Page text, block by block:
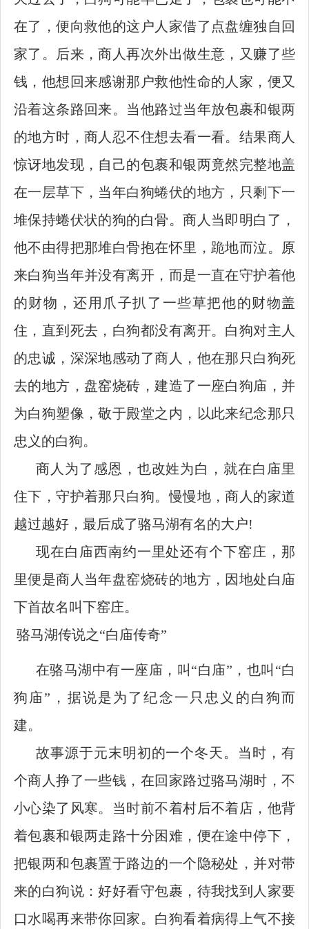
在了，便向救他的这户人家借了点盘缠独自回
家了。后来，商人再次外出做生意，又赚了些
钱，他想回来感谢那户救他性命的人家，便又
沿着这条路回来。当他路过当年放包裹和银两
的地方时，商人忍不住想去看一看。结果商人
惊讶地发现，自己的包裹和银两竟然完整地盖
在一层草下，当年白狗蜷伏的地方，只剩下一
堆保持蜷伏状的狗的白骨。商人当即明白了，
他不由得把那堆白骨抱在怀里，跪地而泣。原
来白狗当年并没有离开，而是一直在守护着他
的财物，还用爪子扒了一些草把他的财物盖
住，直到死去，白狗都没有离开。白狗对主人
的忠诚，深深地感动了商人，他在那只白狗死
去的地方，盘窑烧砖，建造了一座白狗庙，并
为白狗塑像，敬于殿堂之内，以此来纪念那只
忠义的白狗。
商人为了感恩，也改姓为白，就在白庙里
住下，守护着那只白狗。慢慢地，商人的家道
越过越好，最后成了骆马湖有名的大户!
现在白庙西南约一里处还有个下窑庄，那
里便是商人当年盘窑烧砖的地方，因地处白庙
下首故名叫下窑庄。
骆马湖传说之“白庙传奇”
在骆马湖中有一座庙，叫 “白庙”，也叫“白
狗庙”，据说是为了纪念一只忠义的白狗而
建。
故事源于元末明初的一个冬天。当时，有
个商人挣了一些钱，在回家路过骆马湖时，不
小心染了风寒。当时前不着村后不着店，他背
着包裹和银两走路十分困难，便在途中停下，
把银两和包裹置于路边的一个隐秘处，并对带
来的白狗说：好好看守包裹，待我找到人家要
口水喝再来带你回家。白狗看着病得上气不接